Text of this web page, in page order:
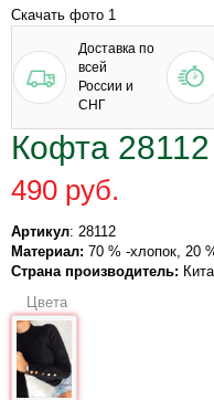
Скачать фото 1
Доставка по
всей
России и
СНГ
Кофта 28112
490 руб.
Артикул: 28112
Материал: 70 % -хлопок, 20
Страна производитель:
Цвета